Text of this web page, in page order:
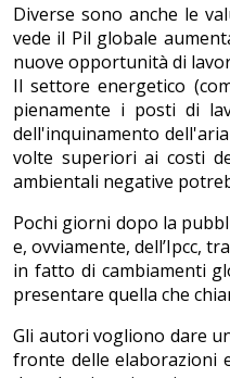
Diverse sono anche le
vede il Pil globale
nuove opportunità di
Il settore energetico
pienamente i posti di
dell'inquinamento
volte superiori ai costi
ambientali negative
Pochi giorni dopo la
e, ovviamente, dell’Ipcc,
in fatto di cambiamenti
presentare quella che
Gli autori vogliono dare
fronte delle elaborazioni